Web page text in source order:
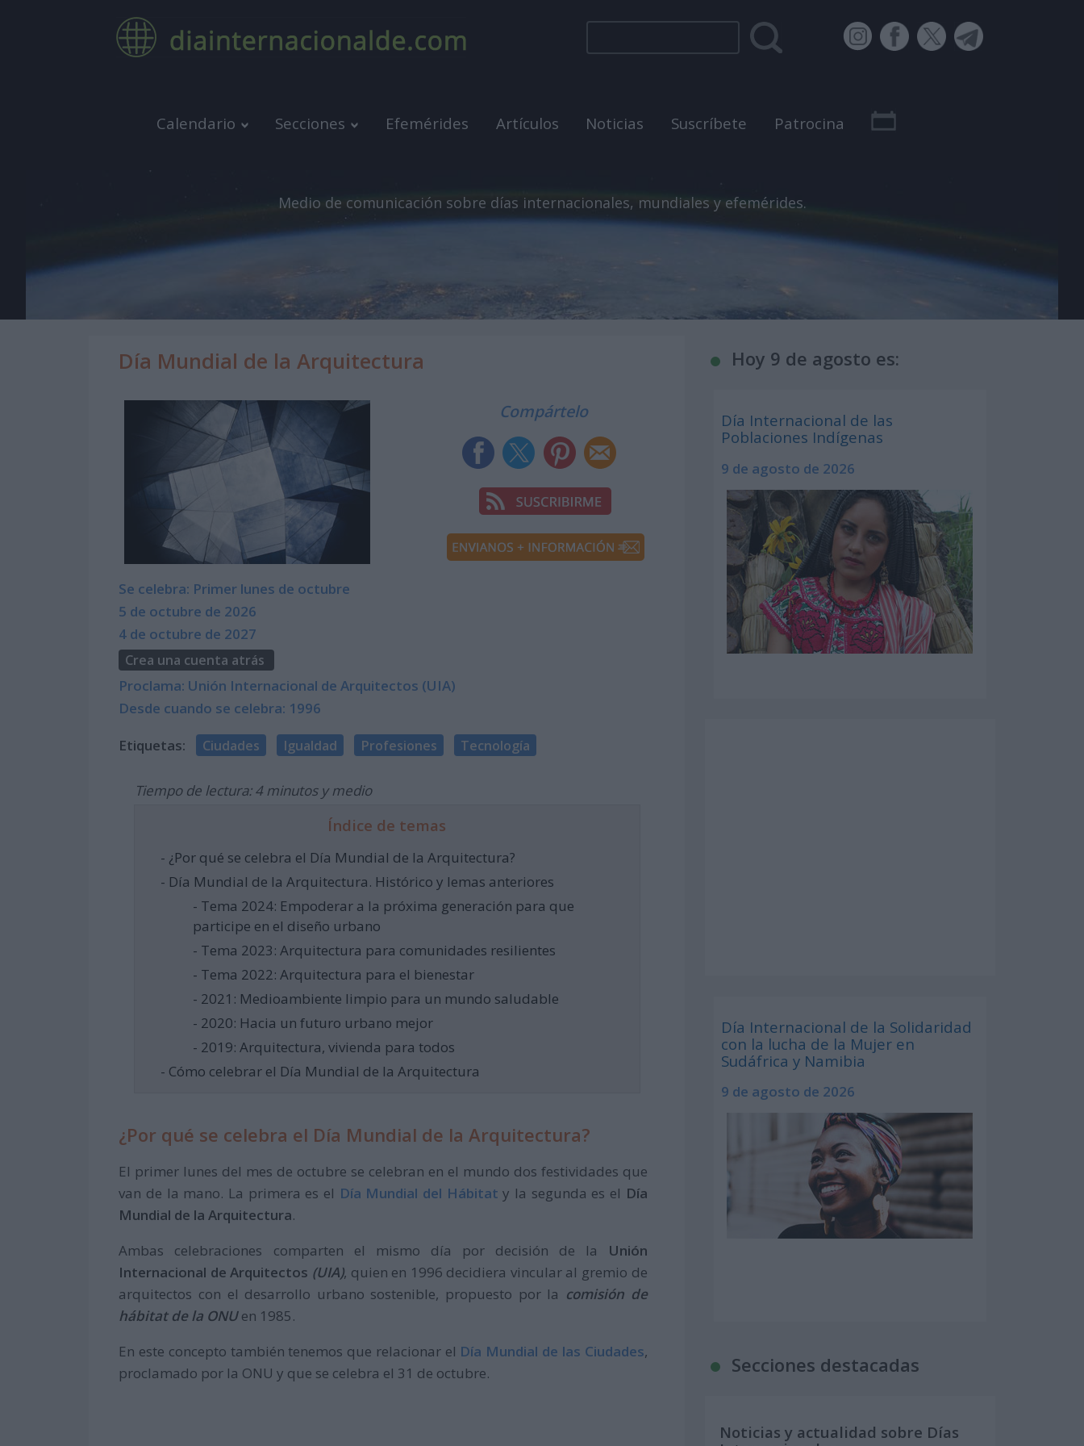
Calendario Secciones Efemérides Artículos Noticias Suscríbete Patrocina
Medio de comunicación sobre días internacionales, mundiales y efemérides.
Día Mundial de la Arquitectura
Compártelo
Se celebra: Primer lunes de octubre
5 de octubre de 2026
4 de octubre de 2027
Crea una cuenta atrás
Proclama: Unión Internacional de Arquitectos (UIA)
Desde cuando se celebra: 1996
Etiquetas: Ciudades Igualdad Profesiones Tecnología
Tiempo de lectura: 4 minutos y medio
Índice de temas
- ¿Por qué se celebra el Día Mundial de la Arquitectura?
- Día Mundial de la Arquitectura. Histórico y lemas anteriores
- Tema 2024: Empoderar a la próxima generación para que
participe en el diseño urbano
- Tema 2023: Arquitectura para comunidades resilientes
- Tema 2022: Arquitectura para el bienestar
- 2021: Medioambiente limpio para un mundo saludable
- 2020: Hacia un futuro urbano mejor
- 2019: Arquitectura, vivienda para todos
- Cómo celebrar el Día Mundial de la Arquitectura
¿Por qué se celebra el Día Mundial de la Arquitectura?
El primer lunes del mes de octubre se celebran en el mundo dos festividades que
van de la mano. La primera es el Día Mundial del Hábitaty la segunda es el Día
Mundial de la Arquitectura.
Ambas celebraciones comparten el mismo día por decisión de la Unión
Internacional de Arquitectos (UIA), quien en 1996 decidiera vincular al gremio de
arquitectos con el desarrollo urbano sostenible, propuesto por la comisión de
hábitat de la ONUen 1985.
En este concepto también tenemos que relacionar el Día Mundial de las Ciudades,
proclamado por la ONU y que se celebra el 31 de octubre.
Hoy 9 de agosto es:
Día Internacional de las
Poblaciones Indígenas
9 de agosto de 2026
Día Internacional de la Solidaridad
con la lucha de la Mujer en
Sudáfrica y Namibia
9 de agosto de 2026
Secciones destacadas
Noticias y actualidad sobre Días